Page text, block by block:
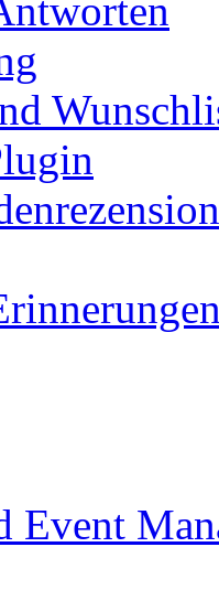
Event